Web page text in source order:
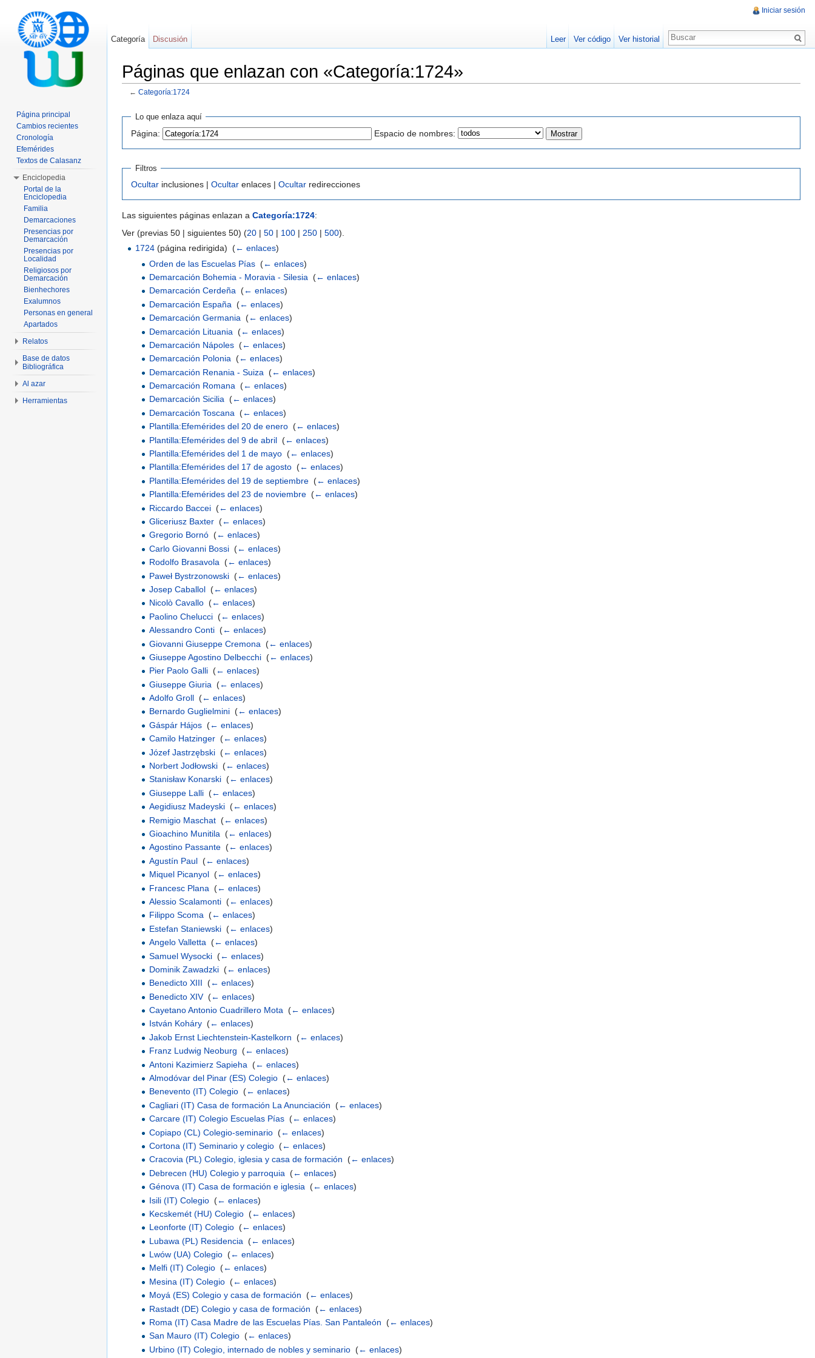
Páginas que enlazan con «Categoría:1724»
← Categoría:1724
Lo que enlaza aquí
Página: Espacio de nombres:
Filtros
Ocultar inclusiones | Ocultar enlaces | Ocultar redirecciones
Las siguientes páginas enlazan a Categoría:1724:
Ver (previas 50 | siguientes 50) (20 | 50 | 100 | 250 | 500).
1724 (página redirigida) ‎ (← enlaces)
Orden de las Escuelas Pías‎ (← enlaces)
Demarcación Bohemia - Moravia - Silesia
(← enlaces)
Demarcación Cerdeña‎ (← enlaces)
Demarcación España
(← enlaces)
Demarcación Germania
(← enlaces)
Demarcación Lituania
(← enlaces)
Demarcación Nápoles‎ (← enlaces)
Demarcación Polonia‎ (← enlaces)
Demarcación Renania - Suiza
(← enlaces)
Demarcación Romana
(← enlaces)
Demarcación Sicilia‎ (← enlaces)
Demarcación Toscana
(← enlaces)
Plantilla:Efemérides del 20 de enero‎ (← enlaces)
Plantilla:Efemérides del 9 de abril‎ (← enlaces)
Plantilla:Efemérides del 1 de mayo‎ (← enlaces)
Plantilla:Efemérides del 17 de agosto‎ (← enlaces)
Plantilla:Efemérides del 19 de septiembre‎ (← enlaces)
Plantilla:Efemérides del 23 de noviembre‎ (← enlaces)
Riccardo Baccei‎ (← enlaces)
Gliceriusz Baxter‎ (← enlaces)
Gregorio Bornó‎ (← enlaces)
Carlo Giovanni Bossi‎ (← enlaces)
Rodolfo Brasavola
(← enlaces)
Paweł Bystrzonowski‎ (← enlaces)
Josep Caballol‎ (← enlaces)
Nicolò Cavallo‎ (← enlaces)
Paolino Chelucci‎ (← enlaces)
Alessandro Conti‎ (← enlaces)
Giovanni Giuseppe Cremona
(← enlaces)
Giuseppe Agostino Delbecchi‎ (← enlaces)
Pier Paolo Galli‎ (← enlaces)
Giuseppe Giuria
(← enlaces)
Adolfo Groll‎ (← enlaces)
Bernardo Guglielmini‎ (← enlaces)
Gáspár Hájos‎ (← enlaces)
Camilo Hatzinger‎ (← enlaces)
Józef Jastrzębski‎ (← enlaces)
Norbert Jodłowski‎ (← enlaces)
Stanisław Konarski‎ (← enlaces)
Giuseppe Lalli‎ (← enlaces)
Aegidiusz Madeyski‎ (← enlaces)
Remigio Maschat‎ (← enlaces)
Gioachino Munitila
(← enlaces)
Agostino Passante‎ (← enlaces)
Agustín Paul‎ (← enlaces)
Miquel Picanyol‎ (← enlaces)
Francesc Plana
(← enlaces)
Alessio Scalamonti‎ (← enlaces)
Filippo Scoma‎ (← enlaces)
Estefan Staniewski‎ (← enlaces)
Angelo Valletta
(← enlaces)
Samuel Wysocki‎ (← enlaces)
Dominik Zawadzki‎ (← enlaces)
Benedicto XIII
(← enlaces)
Benedicto XIV‎ (← enlaces)
Cayetano Antonio Cuadrillero Mota
(← enlaces)
István Koháry‎ (← enlaces)
Jakob Ernst Liechtenstein-Kastelkorn
(← enlaces)
Franz Ludwig Neoburg
(← enlaces)
Antoni Kazimierz Sapieha
(← enlaces)
Almodóvar del Pinar (ES) Colegio‎ (← enlaces)
Benevento (IT) Colegio‎ (← enlaces)
Cagliari (IT) Casa de formación La Anunciación
(← enlaces)
Carcare (IT) Colegio Escuelas Pías‎ (← enlaces)
Copiapo (CL) Colegio-seminario‎ (← enlaces)
Cortona (IT) Seminario y colegio‎ (← enlaces)
Cracovia (PL) Colegio, iglesia y casa de formación
(← enlaces)
Debrecen (HU) Colegio y parroquia
(← enlaces)
Génova (IT) Casa de formación e iglesia
(← enlaces)
Isili (IT) Colegio‎ (← enlaces)
Kecskemét (HU) Colegio‎ (← enlaces)
Leonforte (IT) Colegio‎ (← enlaces)
Lubawa (PL) Residencia
(← enlaces)
Lwów (UA) Colegio‎ (← enlaces)
Melfi (IT) Colegio‎ (← enlaces)
Mesina (IT) Colegio‎ (← enlaces)
Moyá (ES) Colegio y casa de formación
(← enlaces)
Rastadt (DE) Colegio y casa de formación
(← enlaces)
Roma (IT) Casa Madre de las Escuelas Pías. San Pantaleón
(← enlaces)
San Mauro (IT) Colegio‎ (← enlaces)
Urbino (IT) Colegio, internado de nobles y seminario‎ (← enlaces)
Iniciar sesión
Categoría Discusión Leer Ver código Ver historial
Página principal
Cambios recientes
Cronología
Efemérides
Textos de Calasanz
Enciclopedia
Portal de la
Enciclopedia
Familia
Demarcaciones
Presencias por
Demarcación
Presencias por
Localidad
Religiosos por
Demarcación
Bienhechores
Exalumnos
Personas en general
Apartados
Relatos
Base de datos
Bibliográfica
Al azar
Herramientas